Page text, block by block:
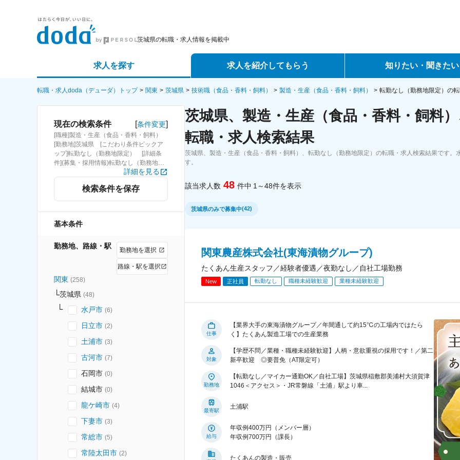
茨城県の転職・求人情報を掲載中
求人を探す
詳細条件から探す
求人特集から探す
求人を紹介してもらう
エージェントサービス
スカウトサービス
パートナーエージェントサービス
知りたい・聞きたい
転職ノウハウ
データで見る転職
転職・求人doda（デューダ）トップ 関東 茨城県 技術職（食品・香料・飼料） 製造・生産（食品・香料・飼料） 転勤なし（勤務地限定）の
現在の検索条件 [条件変更]
[職種]製造・生産（食品・香料・飼料）
[勤務地]茨城県 [こだわり条件ピックア
ップ]転勤なし（勤務地限定） [詳細条
件](募集・採用情報)転勤なし（勤務地限
詳細を見る
検索条件を保存
基本条件
勤務地、路線・駅 勤務地を選択
路線・駅を選択
関東 (258)
茨城県 (48)
水戸市 (6)
日立市 (2)
土浦市 (3)
古河市 (7)
石岡市 (0)
結城市 (0)
龍ケ崎市 (4)
下妻市 (3)
常総市 (5)
常陸太田市 (2)
茨城県、製造・生産（食品・香料・飼料
転職・求人検索結果
茨城県、製造・生産（食品・香料・飼料）、転勤なし（勤務地限定）の転職・求人検索結果です
す。
該当求人数 48 件中 1～48件を表示
茨城県のみで募集中(42)
関東農産株式会社(東海漬物グループ)
たくあん生産スタッフ／経験者優遇／夜勤なし／自社工場勤務
New 正社員 転勤なし 職種未経験歓迎 業種未経験歓迎
仕事
【業界大手の東海漬物グループ／年間通して約15℃の工場内ではたら
く】たくあん製造工場での生産業務
対象
【学歴不問／業種・職種未経験歓迎】人柄・意欲重視の採用です！／第二
新卒歓迎 ◎要普免（AT限定可）
勤務地
【転勤なし／マイカー通勤OK／自社工場】茨城県稲敷郡美浦村大須賀津
1046＜アクセス＞・JR常磐線「土浦」駅より車...
最寄駅
土浦駅
給与
年収例400万円（メンバー層）
年収例700万円（課長）
たくあんの製造・販売